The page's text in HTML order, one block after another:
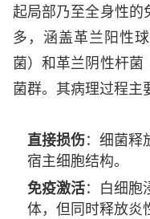
起局部乃至全身性的
多，涵盖革兰阳性
菌）和革兰阴性杆菌
菌群。其病理过程主
直接损伤：细菌释
宿主细胞结构。
免疫激活：白细胞
体，但同时释放炎